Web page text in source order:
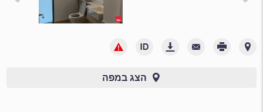
הצג במפה